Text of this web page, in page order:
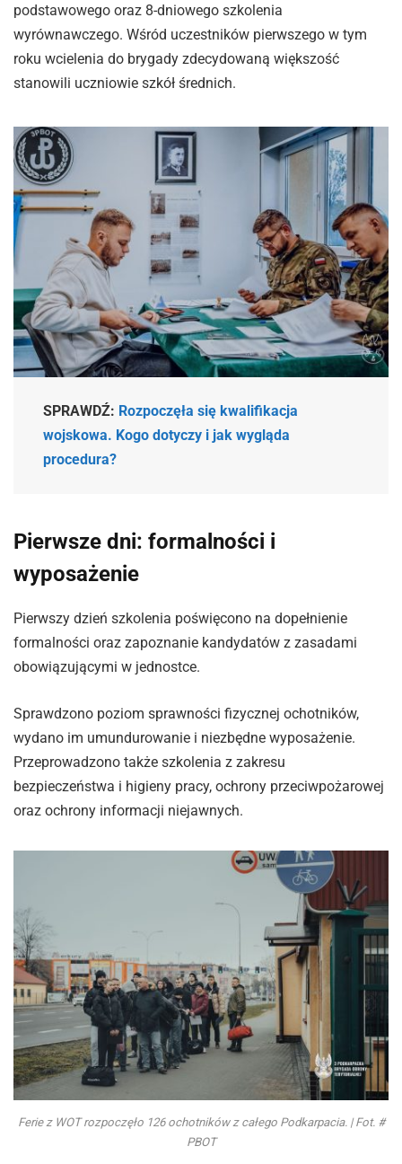
podstawowego oraz 8-dniowego szkolenia
wyrównawczego. Wśród uczestników pierwszego w tym
roku wcielenia do brygady zdecydowaną większość
stanowili uczniowie szkół średnich.
SPRAWDŹ: Rozpoczęła się kwalifikacja
wojskowa. Kogo dotyczy i jak wygląda
procedura?
Pierwsze dni: formalności i
wyposażenie
Pierwszy dzień szkolenia poświęcono na dopełnienie
formalności oraz zapoznanie kandydatów z zasadami
obowiązującymi w jednostce.
Sprawdzono poziom sprawności fizycznej ochotników,
wydano im umundurowanie i niezbędne wyposażenie.
Przeprowadzono także szkolenia z zakresu
bezpieczeństwa i higieny pracy, ochrony przeciwpożarowej
oraz ochrony informacji niejawnych.
Ferie z WOT rozpoczęło 126 ochotników z całego Podkarpacia. | Fot. #
PBOT